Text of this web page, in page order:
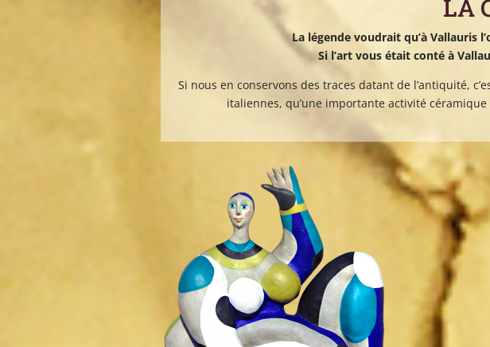
LA
La légende voudrait qu’à Vallauris
Si l’art vous était conté à
Si nous en conservons des traces datant de l’antiquité,
italiennes, qu’une importante activité